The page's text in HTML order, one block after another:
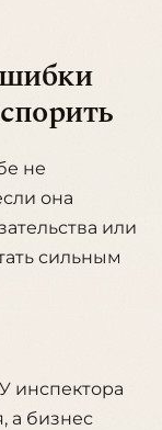
не
она
или
сильным
инспектора
а бизнес